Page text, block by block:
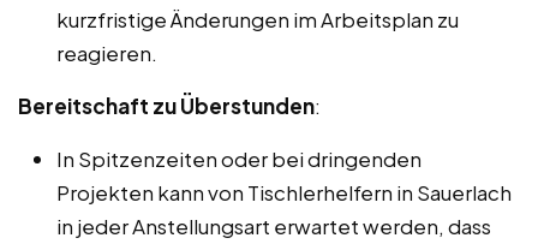
kurzfristige Änderungen im Arbeitsplan zu
reagieren.
Bereitschaft zu Überstunden:
In Spitzenzeiten oder bei dringenden
Projekten kann von Tischlerhelfern in Sauerlach
in jeder Anstellungsart erwartet werden, dass